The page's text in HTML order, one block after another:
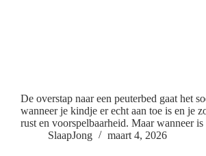
De overstap naar een peuterbed gaat het
wanneer je kindje er echt aan toe is en je
rust en voorspelbaarheid. Maar wanneer is
SlaapJong
maart 4, 2026